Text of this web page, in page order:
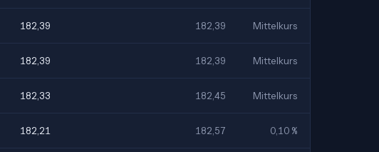
182,39 182,39 Mittelkurs
182,39 182,39 Mittelkurs
182,33 182,45 Mittelkurs
182,21 182,57 0,10 %